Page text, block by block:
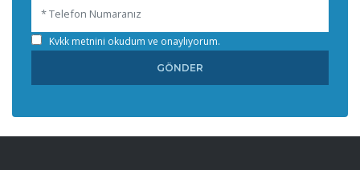
Kvkk metnini okudum ve onaylıyorum.